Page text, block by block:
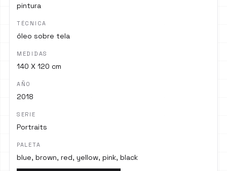
pintura
TÉCNICA
óleo sobre tela
MEDIDAS
140 X 120 cm
AÑO
2018
SERIE
Portraits
PALETA
blue, brown, red, yellow, pink, black